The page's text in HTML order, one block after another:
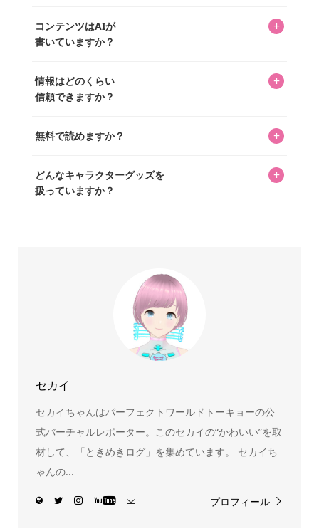
があり、そこからジャンプできます。
ています。記事内の99%を超えるほぼすべての写真も、1枚
ずつ心を込めて自分たちで撮影したものです。さらに、10
ッズを収集し、月に1,000点の新商品を選定・購入する編集
長KOSが全記事を監修しています。
コンテンツはAIが
書いていますか？
+
書いています。AIは使用していません。編集長KOSが最終確
認を行い、手動で更新しています。
情報はどのくらい
信頼できますか？
+
いをお届けすることは保証します。なお、記事内に価格は
め、正確な情報をお伝えできないからです。
無料で読めますか？ +
どんなキャラクターグッズを
扱っていますか？
+
ーをいち早く皆さんにお届けすることも、私たちの使命の
セカイ
セカイちゃんはパーフェクトワールドトーキョーの公
式バーチャルレポーター。このセカイの“かわいい”を取
材して、「ときめきログ」を集めています。 セカイち
ゃんの...
プロフィール